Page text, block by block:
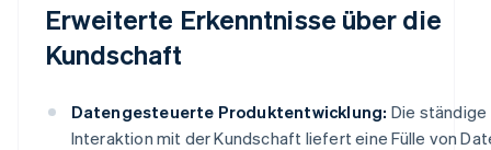
Erweiterte Erkenntnisse über die
Kundschaft
Datengesteuerte Produktentwicklung: Die ständige
Interaktion mit der Kundschaft liefert eine Fülle von